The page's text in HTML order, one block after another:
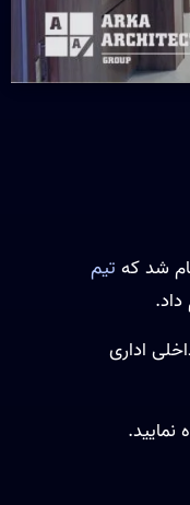
شد که تیم
اداری
نمایید.